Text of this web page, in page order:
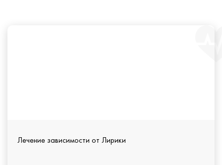
Лечение зависимости от Лирики